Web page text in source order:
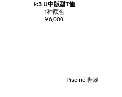
I<3 U中版型T恤
1种颜色
¥6,000
Piscine 鞋履